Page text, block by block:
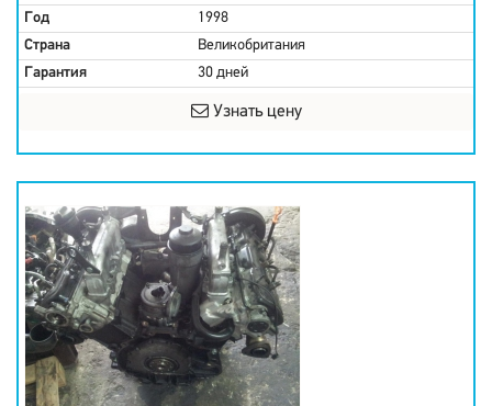
Год
1998
Страна
Великобритания
Гарантия
30 дней
Узнать цену